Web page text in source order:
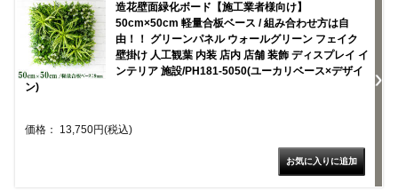
造花壁面緑化ボード【施工業者様向け】
50cm×50cm 軽量合板ベース / 組み合わせ方は自
由！！ グリーンパネル ウォールグリーン フェイク
壁掛け 人工観葉 内装 店内 店舗 装飾 ディスプレイ イ
ンテリア 施設/PH181-5050(ユーカリベース×デザイ
ン)
価格： 13,750円(税込)